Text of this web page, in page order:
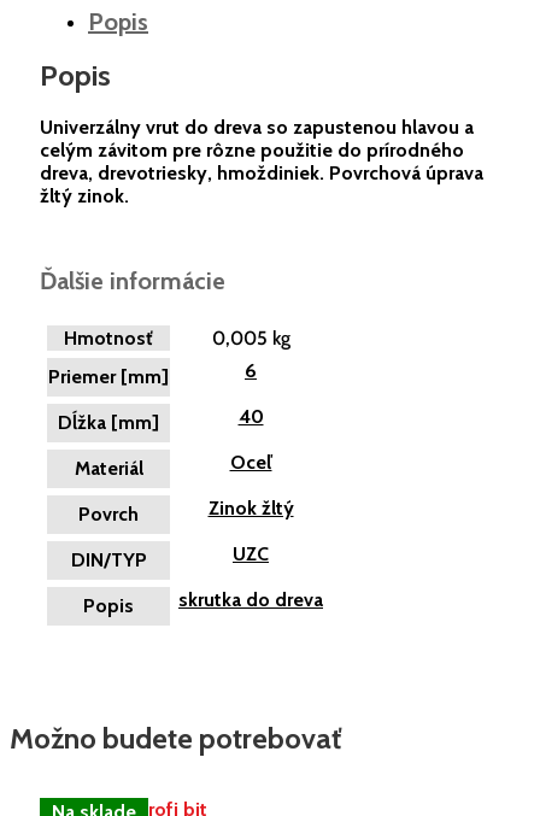
Popis
Popis
Univerzálny vrut do dreva so zapustenou hlavou a
celým závitom pre rôzne použitie do prírodného
dreva, drevotriesky, hmoždiniek. Povrchová úprava
žltý zinok.
Ďalšie informácie
Hmotnosť
0,005 kg
Priemer [mm]
6
Dĺžka [mm] 40
Materiál Oceľ
Povrch Zinok žltý
DIN/TYP UZC
Popis skrutka do dreva
Možno budete potrebovať